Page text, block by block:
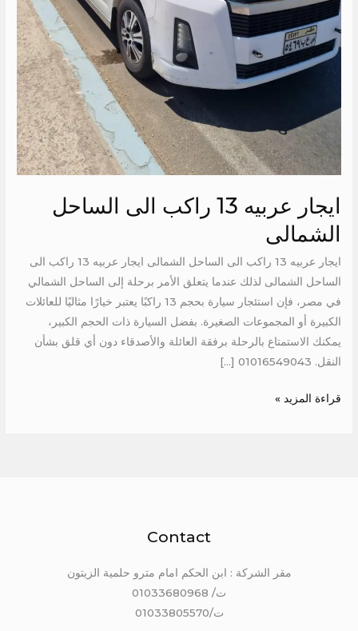
ايجار عربيه 13 راكب الى الساحل
الشمالى
ايجار عربيه 13 راكب الى الساحل الشمالى ايجار عربيه 13 راكب الى
الساحل الشمالى لذلك عندما يتعلق الأمر برحلة إلى الساحل الشمالي
في مصر، فإن استئجار سيارة بحجم 13 راكبًا يعتبر خيارًا مثاليًا للعائلات
الكبيرة أو المجموعات الصغيرة. بفضل السيارة ذات الحجم الكبير،
يمكنك الاستمتاع بالرحلة برفقة العائلة والأصدقاء دون أي قلق بشأن
النقل. 01016549043 […]
قراءة المزيد »
Contact
مقر الشركة : ابن الحكم امام مترو حلمية الزيتون
ت/ 01033680968
ت/01033805570